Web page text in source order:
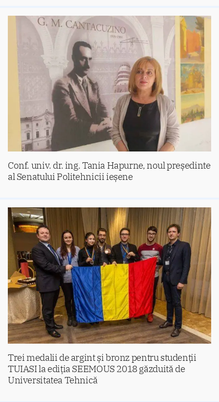
Conf. univ. dr. ing. Tania Hapurne, noul președinte
al Senatului Politehnicii ieșene
Trei medalii de argint și bronz pentru studenții
TUIASI la ediția SEEMOUS 2018 găzduită de
Universitatea Tehnică